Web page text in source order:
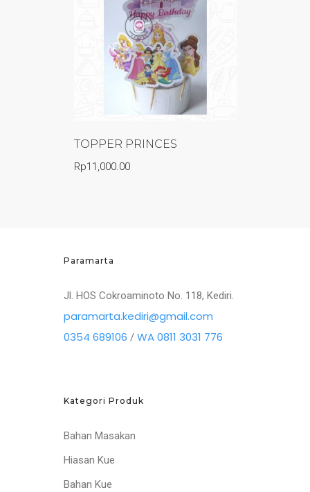
TOPPER PRINCES
Rp11,000.00
Paramarta
Jl. HOS Cokroaminoto No. 118, Kediri.
paramarta.kediri@gmail.com
0354 689106 / WA 0811 3031 776
Kategori Produk
Bahan Masakan
Hiasan Kue
Bahan Kue